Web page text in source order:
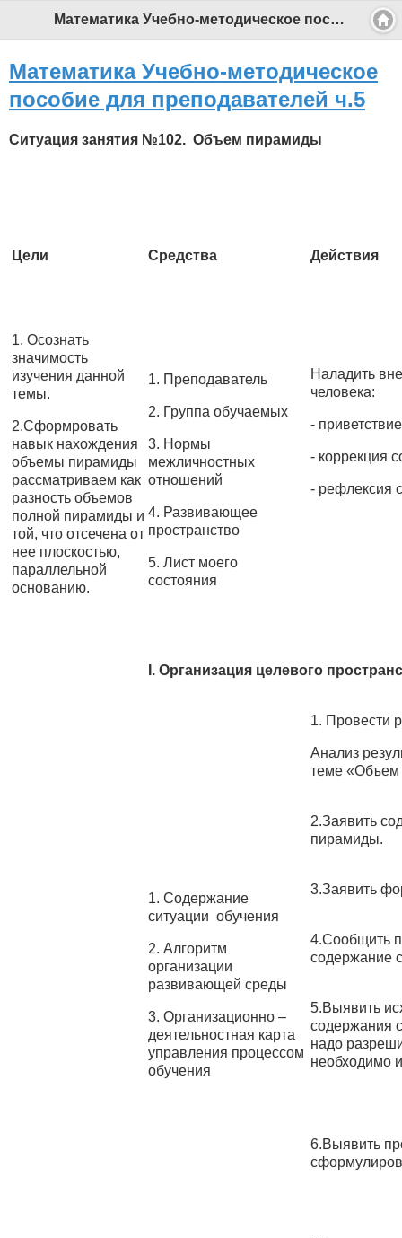
Математика Учебно-методическое пособие для преподавателей ч.5 - Профессиональный педагог
Математика Учебно-методическое
пособие для преподавателей ч.5
Ситуация занятия №102. Объем пирамиды
Цели Средства Действия
1. Осознать
значимость
изучения данной
темы.
2.Сформровать
навык нахождения
объемы пирамиды
рассматриваем как
разность объемов
полной пирамиды и
той, что отсечена от
нее плоскостью,
параллельной
основанию.
1. Преподаватель
2. Группа обучаемых
3. Нормы
межличностных
отношений
4. Развивающее
пространство
5. Лист моего
состояния
Наладить
человека:
-
- коррекция
- рефлексия
I. Организация целевого
1. Содержание
ситуации обучения
2. Алгоритм
организации
развивающей среды
3. Организационно –
деятельностная карта
управления процессом
обучения
1. Провести
Анализ
теме «Объем
2.Заявить
пирамиды.
3.Заявить
4.Сообщить
содержание
5.Выявить
содержания
надо
необходимо
6.Выявить